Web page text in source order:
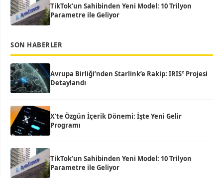
TikTok’un Sahibinden Yeni Model: 10 Trilyon
Parametre ile Geliyor
SON HABERLER
Avrupa Birliği’nden Starlink’e Rakip: IRIS² Projesi
Detaylandı
X’te Özgün İçerik Dönemi: İşte Yeni Gelir
Programı
TikTok’un Sahibinden Yeni Model: 10 Trilyon
Parametre ile Geliyor